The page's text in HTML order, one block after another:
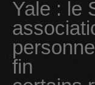
Yale : le
fin